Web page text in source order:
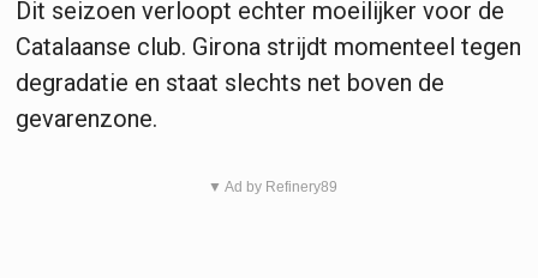
Dit seizoen verloopt echter moeilijker voor de
Catalaanse club. Girona strijdt momenteel tegen
degradatie en staat slechts net boven de
gevarenzone.
▼ Ad by Refinery89